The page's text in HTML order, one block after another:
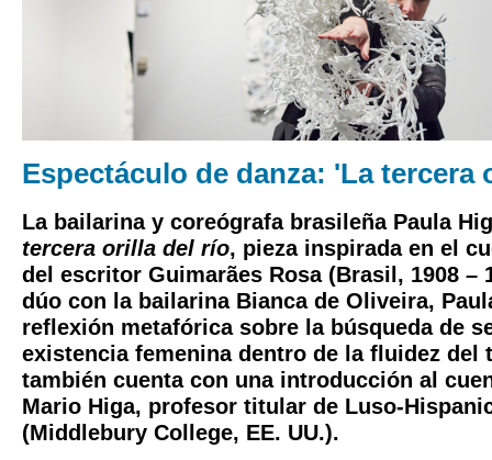
Espectáculo de danza: 'La tercera
La bailarina y coreógrafa brasileña Paula
tercera orilla del río, pieza inspirada en el
del escritor Guimarães Rosa (Brasil, 1908 –
dúo con la bailarina Bianca de Oliveira,
reflexión metafórica sobre la búsqueda de
existencia femenina dentro de la fluidez del
también cuenta con una introducción al
Mario Higa, profesor titular de Luso-
(Middlebury College, EE. UU.).